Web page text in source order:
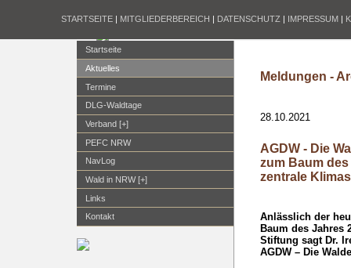
STARTSEITE | MITGLIEDERBEREICH | DATENSCHUTZ | IMPRESSUM |
Startseite
Aktuelles
Termine
DLG-Waldtage
Verband [+]
PEFC NRW
NavLog
Wald in NRW [+]
Links
Kontakt
Meldungen -
28.10.2021
AGDW - Die
zum Baum
zentrale
Anlässlich der
Baum des Jahres
Stiftung sagt Dr.
AGDW – Die